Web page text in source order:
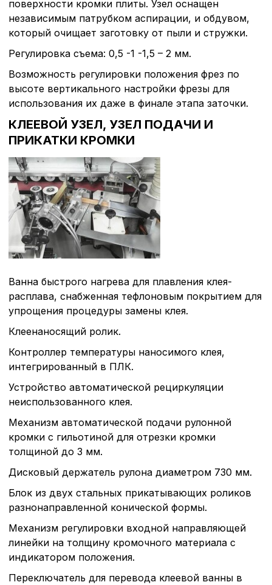
поверхности кромки плиты. Узел оснащен
независимым патрубком аспирации, и обдувом,
который очищает заготовку от пыли и стружки.
Регулировка съема: 0,5 -1 -1,5 – 2 мм.
Возможность регулировки положения фрез по
высоте вертикального настройки фрезы для
использования их даже в финале этапа заточки.
КЛЕЕВОЙ УЗЕЛ, УЗЕЛ ПОДАЧИ И
ПРИКАТКИ КРОМКИ
Ванна быстрого нагрева для плавления клея-
расплава, снабженная тефлоновым покрытием для
упрощения процедуры замены клея.
Клеенаносящий ролик.
Контроллер температуры наносимого клея,
интегрированный в ПЛК.
Устройство автоматической рециркуляции
неиспользованного клея.
Механизм автоматической подачи рулонной
кромки с гильотиной для отрезки кромки
толщиной до 3 мм.
Дисковый держатель рулона диаметром 730 мм.
Блок из двух стальных прикатывающих роликов
разнонаправленной конической формы.
Механизм регулировки входной направляющей
линейки на толщину кромочного материала с
индикатором положения.
Переключатель для перевода клеевой ванны в